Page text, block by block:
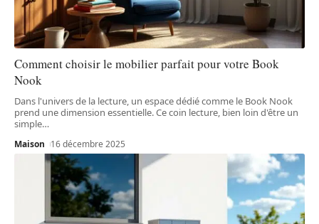
Comment choisir le mobilier parfait pour votre Book
Nook
Dans l'univers de la lecture, un espace dédié comme le Book Nook
prend une dimension essentielle. Ce coin lecture, bien loin d'être un
simple…
Maison 16 décembre 2025